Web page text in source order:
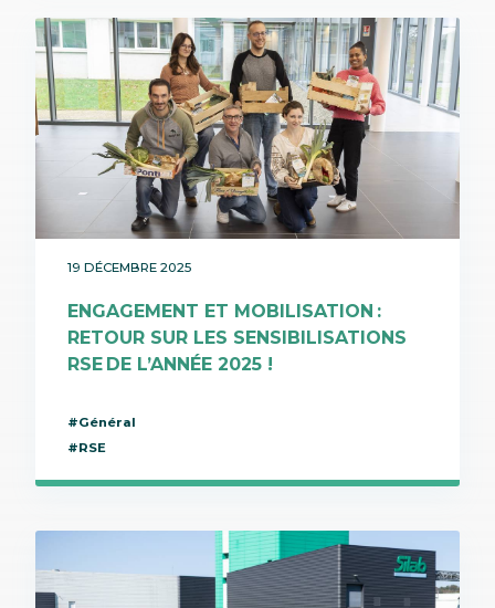
19 DÉCEMBRE 2025
ENGAGEMENT ET MOBILISATION :
RETOUR SUR LES SENSIBILISATIONS
RSE DE L’ANNÉE 2025 !
#Général
#RSE